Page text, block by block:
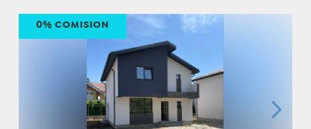
0% COMISION